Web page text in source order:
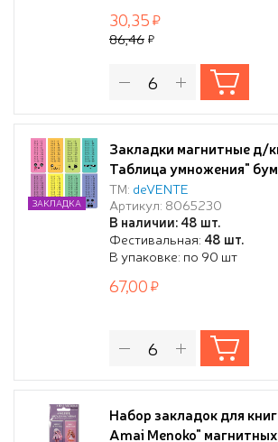
30,35
86,46
Закладки магнитные д/
Таблица умножения"
бл., размеры в сложенном
25x56,6мм
ТМ: deVENTE
Артикул: 8065230
В наличии: 48 шт.
Фестивальная: 48 шт.
В упаковке: по 90 шт
ЗАКЛАДКА
67,00
Набор закладок для
Amai Menoko"